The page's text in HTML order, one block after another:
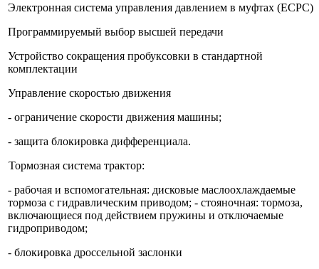
Электронная система управления давлением в муфтах (ECPC)
Программируемый выбор высшей передачи
Устройство сокращения пробуксовки в стандартной
комплектации
Управление скоростью движения
- ограничение скорости движения машины;
- защита блокировка дифференциала.
Тормозная система трактор:
- рабочая и вспомогательная: дисковые маслоохлаждаемые
тормоза с гидравлическим приводом; - стояночная: тормоза,
включающиеся под действием пружины и отключаемые
гидроприводом;
- блокировка дроссельной заслонки